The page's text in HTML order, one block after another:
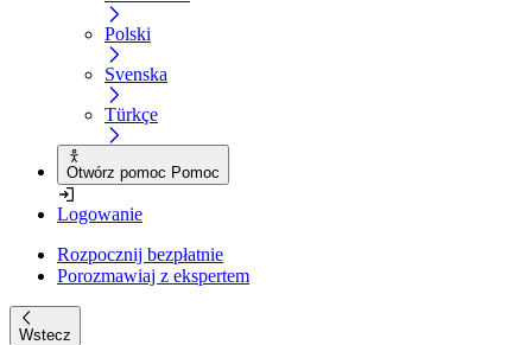
Polski
Svenska
Türkçe
Otwórz pomoc Pomoc
Logowanie
Rozpocznij bezpłatnie
Porozmawiaj z ekspertem
Wstecz